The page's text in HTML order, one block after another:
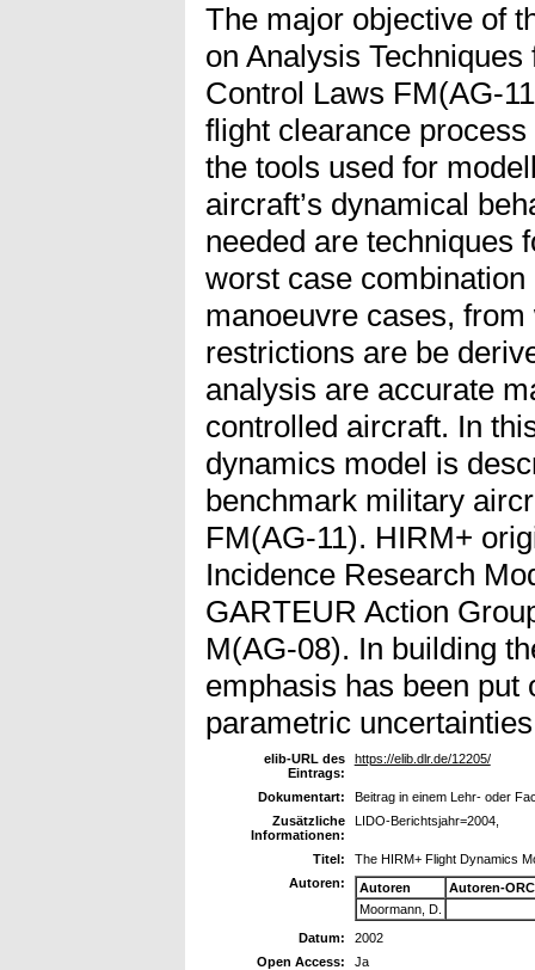
The major objective of
on Analysis
Control Laws FM(AG-
flight clearance
the tools used for
aircraft’s dynamical
needed are techniques
worst case
manoeuvre cases,
restrictions are be
analysis are accurate
controlled aircraft. In
dynamics model is
benchmark military
FM(AG-11). HIRM+
Incidence Research
GARTEUR Action
M(AG-08). In building
emphasis has been
parametric
elib-URL des
Eintrags:
https://elib.dlr.de/12205/
Dokumentart:
Beitrag in einem Lehr- oder
Zusätzliche
Informationen:
LIDO-Berichtsjahr=2004,
Titel:
The HIRM+ Flight Dynamics
Autoren:
Autoren
Autoren-
Moormann, D.
Datum:
2002
Open Access:
Ja